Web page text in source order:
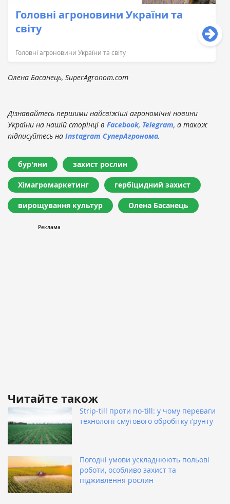
Головні агроновини України та
світу
Головні агроновини України та світу
Олена Басанець, SuperAgronom.com
Дізнавайтесь першими найсвіжіші агрономічні новини
України на нашій сторінці в Facebook, Telegram, а також
підписуйтесь на Instagram СуперАгронома.
бур'яни захист рослин
Хімагромаркетинг гербіцидний захист
вирощування культур Олена Басанець
Читайте також
Strip-till проти no-till: у чому переваги
технології смугового обробітку ґрунту
Погодні умови ускладнюють польові
роботи, особливо захист та
підживлення рослин